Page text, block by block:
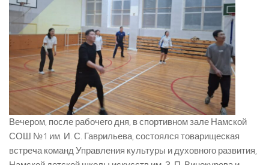
Вечером, после рабочего дня, в спортивном зале Намской
СОШ №1 им. И. С. Гаврильева, состоялся товарищеская
встреча команд Управления культуры и духовного развития,